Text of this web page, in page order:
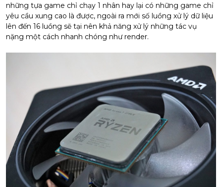
những tựa game chỉ chạy 1 nhân hay lại có những game chỉ
yêu cầu xung cao là được, ngoài ra mới số luồng xử lý dữ liệu
lên đến 16 luồng sẽ tại nên khả năng xử lý những tác vụ
nặng một cách nhanh chóng như render.